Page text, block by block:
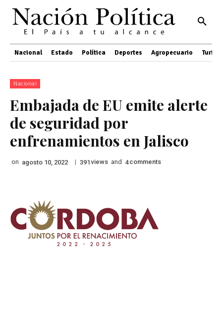
Nacional Estado Política Deportes Agropecuario
Nacional
Embajada de EU emite alerte
de seguridad por
enfrenamientos en Jalisco
on agosto 10, 2022 | 391 views and 4 comments